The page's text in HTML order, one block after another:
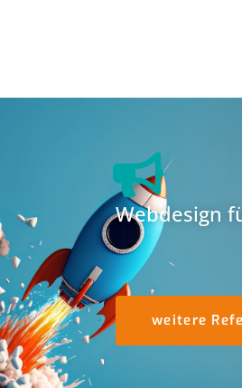
Webdesign
weitere